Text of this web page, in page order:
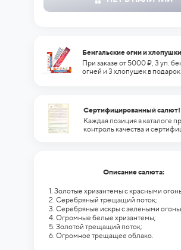
Бенгальские огни и хлопушки
При заказе от 5000 ₽, 3 уп.
огней и 3 хлопушек в подарок.
Сертифицированный салют!
Каждая позиция в каталоге
контроль качества и
Описание салюта:
1. Золотые хризантемы с красными
2. Серебряный трещащий поток;
3. Серебряные искры с зелеными
4. Огромные белые хризантемы;
5. Золотой трещащий поток;
6. Огромное трещащее облако.